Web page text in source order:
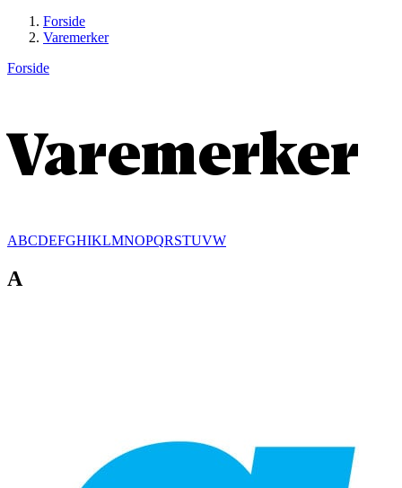
Forside
Varemerker
Forside
Varemerker
ABCDEFGHIKLMNOPQRSTUVW
A